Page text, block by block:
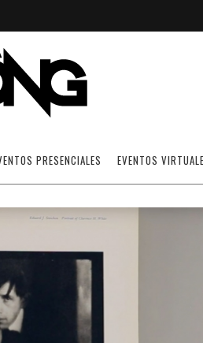
PRESENCIALES EVENTOS
- PAGE 6